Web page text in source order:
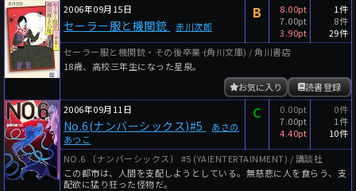
2006年09月15日
セーラー服と機関銃 赤川次郎
B
8.00pt
7.00pt
3.90pt
1件
8件
29件
セーラー服と機関銃・その後――卒業―― (角川文庫) / 角川書店
18歳、高校三年生になった星泉。
読書登録
お気に入り
2006年09月11日
No.6(ナンバーシックス)#5
あさの
あつこ
C
0.00pt
7.00pt
4.40pt
0件
1件
10件
NO.6 〔ナンバーシックス〕 #5 (YA!ENTERTAINMENT) / 講談社
この都市は、人間を支配しようとしている。無慈悲に人を食らう、支
配欲に猛り狂った怪物だ。